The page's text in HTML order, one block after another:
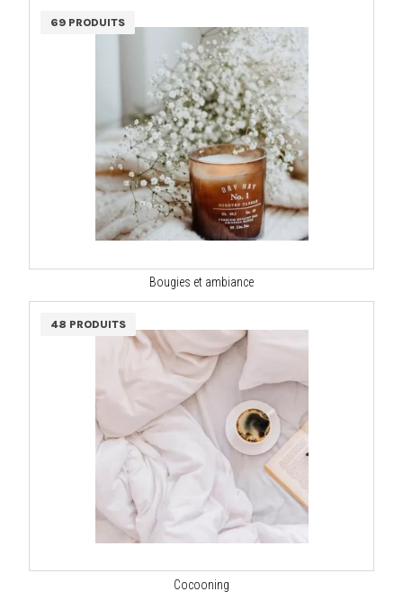
69 PRODUITS
Bougies et ambiance
48 PRODUITS
Cocooning